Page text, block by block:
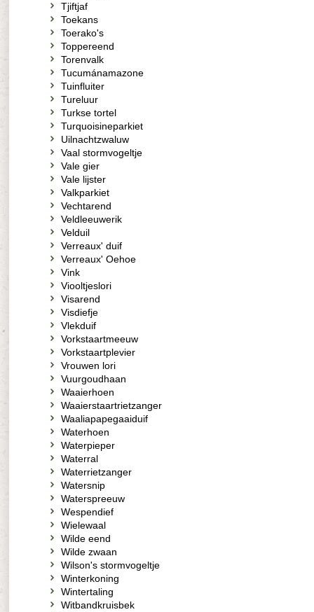
Tjiftjaf
Toekans
Toerako's
Toppereend
Torenvalk
Tucumánamazone
Tuinfluiter
Tureluur
Turkse tortel
Turquoisineparkiet
Uilnachtzwaluw
Vaal stormvogeltje
Vale gier
Vale lijster
Valkparkiet
Vechtarend
Veldleeuwerik
Velduil
Verreaux' duif
Verreaux' Oehoe
Vink
Viooltjeslori
Visarend
Visdiefje
Vlekduif
Vorkstaartmeeuw
Vorkstaartplevier
Vrouwen lori
Vuurgoudhaan
Waaierhoen
Waaierstaartrietzanger
Waaliapapegaaiduif
Waterhoen
Waterpieper
Waterral
Waterrietzanger
Watersnip
Waterspreeuw
Wespendief
Wielewaal
Wilde eend
Wilde zwaan
Wilson's stormvogeltje
Winterkoning
Wintertaling
Witbandkruisbek